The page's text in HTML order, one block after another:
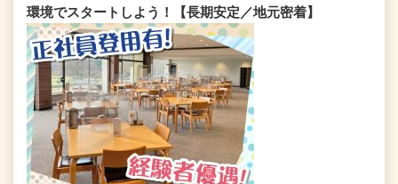
環境でスタートしよう！【長期安定／地元密着】